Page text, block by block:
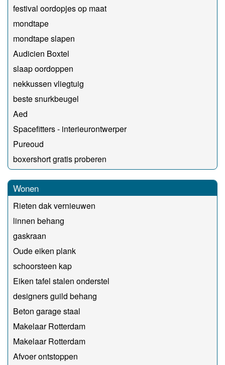
festival oordopjes op maat
mondtape
mondtape slapen
Audicien Boxtel
slaap oordoppen
nekkussen vliegtuig
beste snurkbeugel
Aed
Spacefitters - interieurontwerper
Pureoud
boxershort gratis proberen
Wonen
Rieten dak vernieuwen
linnen behang
gaskraan
Oude eiken plank
schoorsteen kap
Eiken tafel stalen onderstel
designers guild behang
Beton garage staal
Makelaar Rotterdam
Makelaar Rotterdam
Afvoer ontstoppen